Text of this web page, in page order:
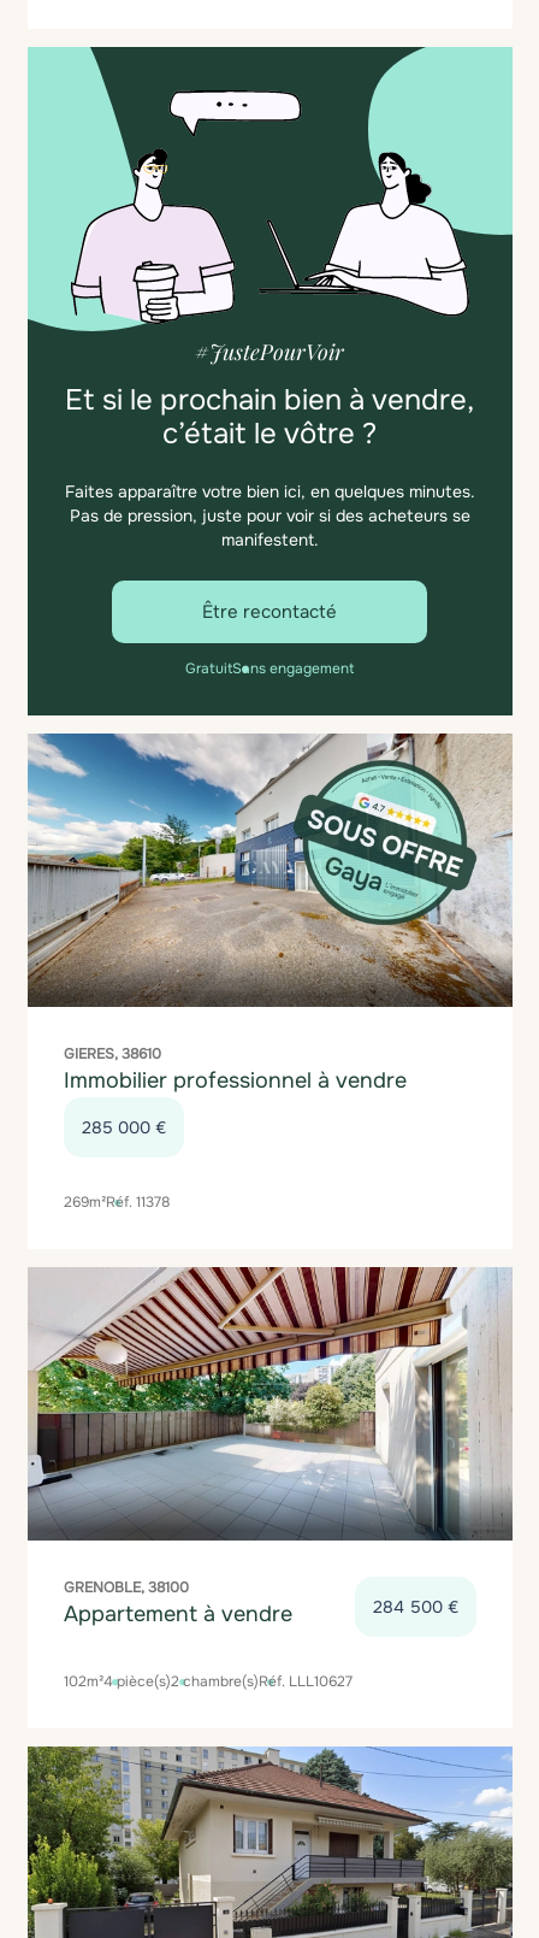
#JustePourVoir
Et si le prochain bien à vendre,
c’était le vôtre ?
Faites apparaître votre bien ici, en quelques minutes.
Pas de pression, juste pour voir si des acheteurs se
manifestent.
Être recontacté
GratuitSans engagement
GIERES, 38610
Immobilier professionnel à vendre
285 000 €
269m²Réf. 11378
GRENOBLE, 38100
Appartement à vendre 284 500 €
102m²4 pièce(s)2 chambre(s)Réf. LLL10627